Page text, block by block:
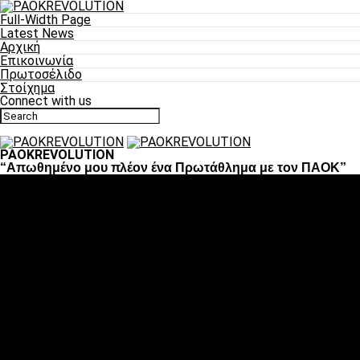
Full-Width Page
Latest News
Αρχική
Επικοινωνία
Πρωτοσέλιδο
Στοίχημα
Connect with us
PAOKREVOLUTION
“Απωθημένο μου πλέον ένα Πρωτάθλημα με τον ΠΑΟΚ”